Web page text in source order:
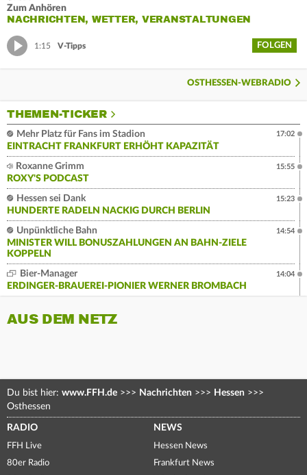
Zum Anhören
NACHRICHTEN, WETTER, VERANSTALTUNGEN
1:15 V-Tipps FOLGEN
OSTHESSEN-WEBRADIO
THEMEN-TICKER
Mehr Platz für Fans im Stadion
EINTRACHT FRANKFURT ERHÖHT KAPAZITÄT
17:02
Roxanne Grimm
ROXY'S PODCAST
15:55
Hessen sei Dank
HUNDERTE RADELN NACKIG DURCH BERLIN
15:23
Unpünktliche Bahn
MINISTER WILL BONUSZAHLUNGEN AN BAHN-ZIELE
KOPPELN
14:54
Bier-Manager
ERDINGER-BRAUEREI-PIONIER WERNER BROMBACH
14:04
AUS DEM NETZ
Du bist hier: www.FFH.de >>> Nachrichten >>> Hessen >>>
Osthessen
RADIO
FFH Live
80er Radio
NEWS
Hessen News
Frankfurt News